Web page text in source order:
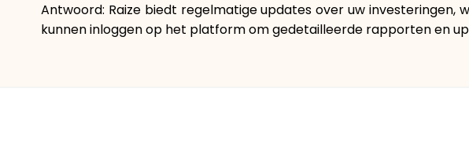
Antwoord: Raize biedt regelmatige updates over uw
kunnen inloggen op het platform om gedetailleerde rapporten en